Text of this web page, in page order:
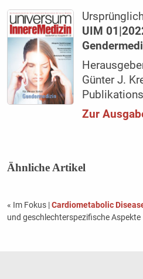
UIM
Günter J.
Zur
Ähnliche Artikel
« Im Fokus |Cardiometabolic
und geschlechterspezifische Aspekte